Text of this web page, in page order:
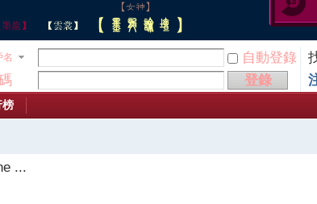
名 自動登錄
登錄
榜
...